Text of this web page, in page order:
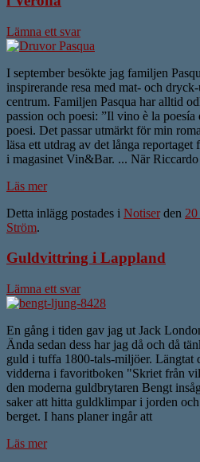
Lämna ett svar
I september besökte jag familjen
inspirerande resa med mat- och
centrum. Familjen Pasqua har alltid
passion och poesi: ”Il vino è la
poesi. Det passar utmärkt för min
läsa ett utdrag av det långa reportaget
i magasinet Vin&Bar. ... När Riccardo
Läs mer
Detta inlägg postades i Notiserden
Ström.
Guldvittring i Lappland
Lämna ett svar
En gång i tiden gav jag ut Jack
Ända sedan dess har jag då och då
guld i tuffa 1800-tals-miljöer. Längtat
vidderna i favoritboken "Skriet från
den moderna guldbrytaren Bengt
saker att hitta guldklimpar i jorden
berget. I hans planer ingår att
Läs mer